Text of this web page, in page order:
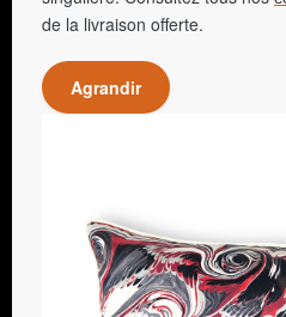
de la livraison offerte.
Agrandir